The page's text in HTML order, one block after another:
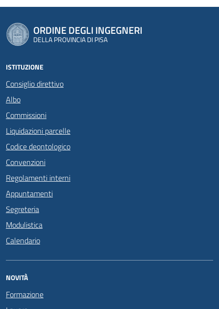
ORDINE DEGLI INGEGNERI
DELLA PROVINCIA DI PISA
ISTITUZIONE
Consiglio direttivo
Albo
Commissioni
Liquidazioni parcelle
Codice deontologico
Convenzioni
Regolamenti interni
Appuntamenti
Segreteria
Modulistica
Calendario
NOVITÀ
Formazione